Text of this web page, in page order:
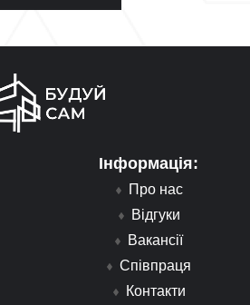
Інформація:
Про нас
Відгуки
Вакансії
Співпраця
Контакти